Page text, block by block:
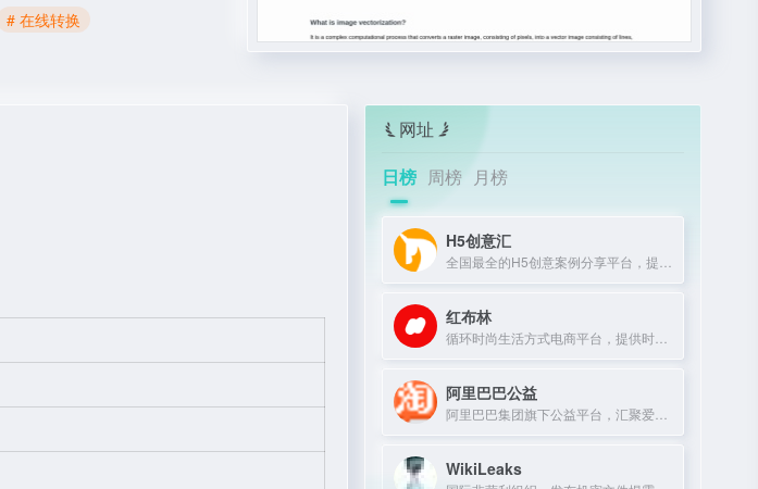
# 在线转换
网址
日榜 周榜 月榜
H5创意汇
红布林
阿里巴巴公益
WikiLeaks